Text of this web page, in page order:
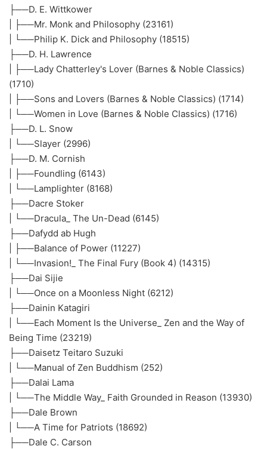
├──D. E. Wittkower
| ├──Mr. Monk and Philosophy (23161)
| └──Philip K. Dick and Philosophy (18515)
├──D. H. Lawrence
| ├──Lady Chatterley's Lover (Barnes & Noble Classics)
(1710)
| ├──Sons and Lovers (Barnes & Noble Classics) (1714)
| └──Women in Love (Barnes & Noble Classics) (1716)
├──D. L. Snow
| └──Slayer (2996)
├──D. M. Cornish
| ├──Foundling (6143)
| └──Lamplighter (8168)
├──Dacre Stoker
| └──Dracula_ The Un-Dead (6145)
├──Dafydd ab Hugh
| ├──Balance of Power (11227)
| └──Invasion!_ The Final Fury (Book 4) (14315)
├──Dai Sijie
| └──Once on a Moonless Night (6212)
├──Dainin Katagiri
| └──Each Moment Is the Universe_ Zen and the Way of
Being Time (23219)
├──Daisetz Teitaro Suzuki
| └──Manual of Zen Buddhism (252)
├──Dalai Lama
| └──The Middle Way_ Faith Grounded in Reason (13930)
├──Dale Brown
| └──A Time for Patriots (18692)
├──Dale C. Carson